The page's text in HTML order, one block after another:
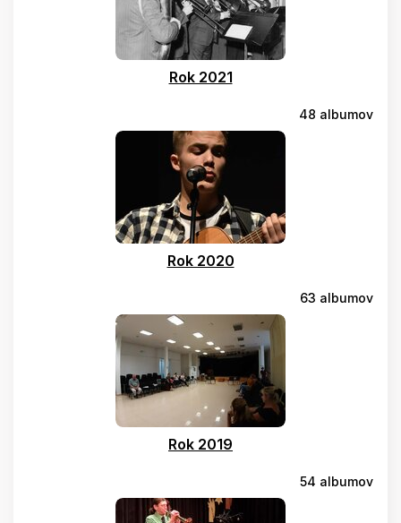
Rok 2021
48 albumov
Rok 2020
63 albumov
Rok 2019
54 albumov